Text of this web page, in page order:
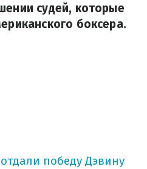
судей, которые
боксера.
отдали победу Дэвину